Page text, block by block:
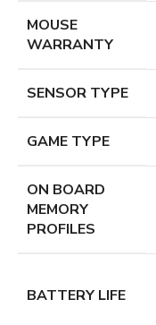
MOUSE
WARRANTY
SENSOR TYPE
GAME TYPE
ON BOARD
MEMORY
PROFILES
BATTERY LIFE